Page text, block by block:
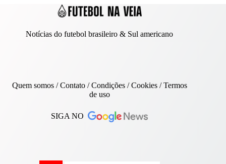
Notícias do futebol brasileiro & Sul americano
Quem somos/Contato/ Condições /Cookies/Termos
de uso
SIGA NO